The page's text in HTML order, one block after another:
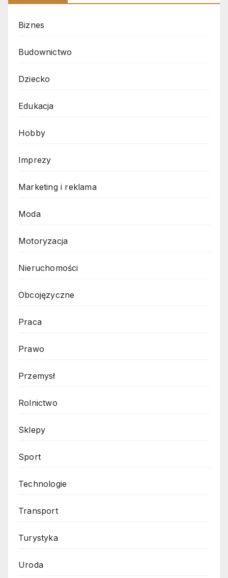
Biznes
Budownictwo
Dziecko
Edukacja
Hobby
Imprezy
Marketing i reklama
Moda
Motoryzacja
Nieruchomości
Obcojęzyczne
Praca
Prawo
Przemysł
Rolnictwo
Sklepy
Sport
Technologie
Transport
Turystyka
Uroda